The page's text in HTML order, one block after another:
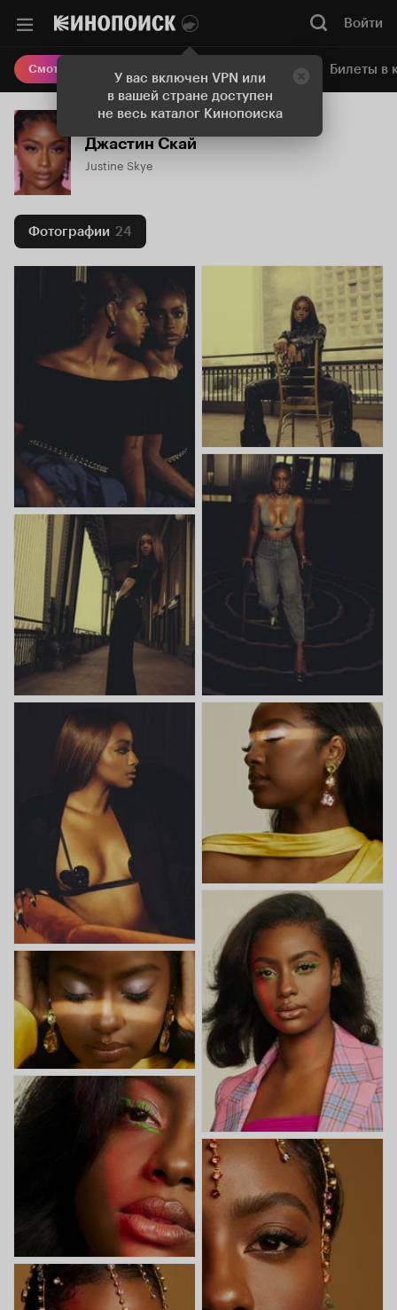
У вас включен VPN или
в вашей стране доступен
не весь каталог Кинопоиска
Войти
Смотреть кино Онлайн-кинотеатр Билеты в
Джастин Скай
Justine Skye
Фотографии 24